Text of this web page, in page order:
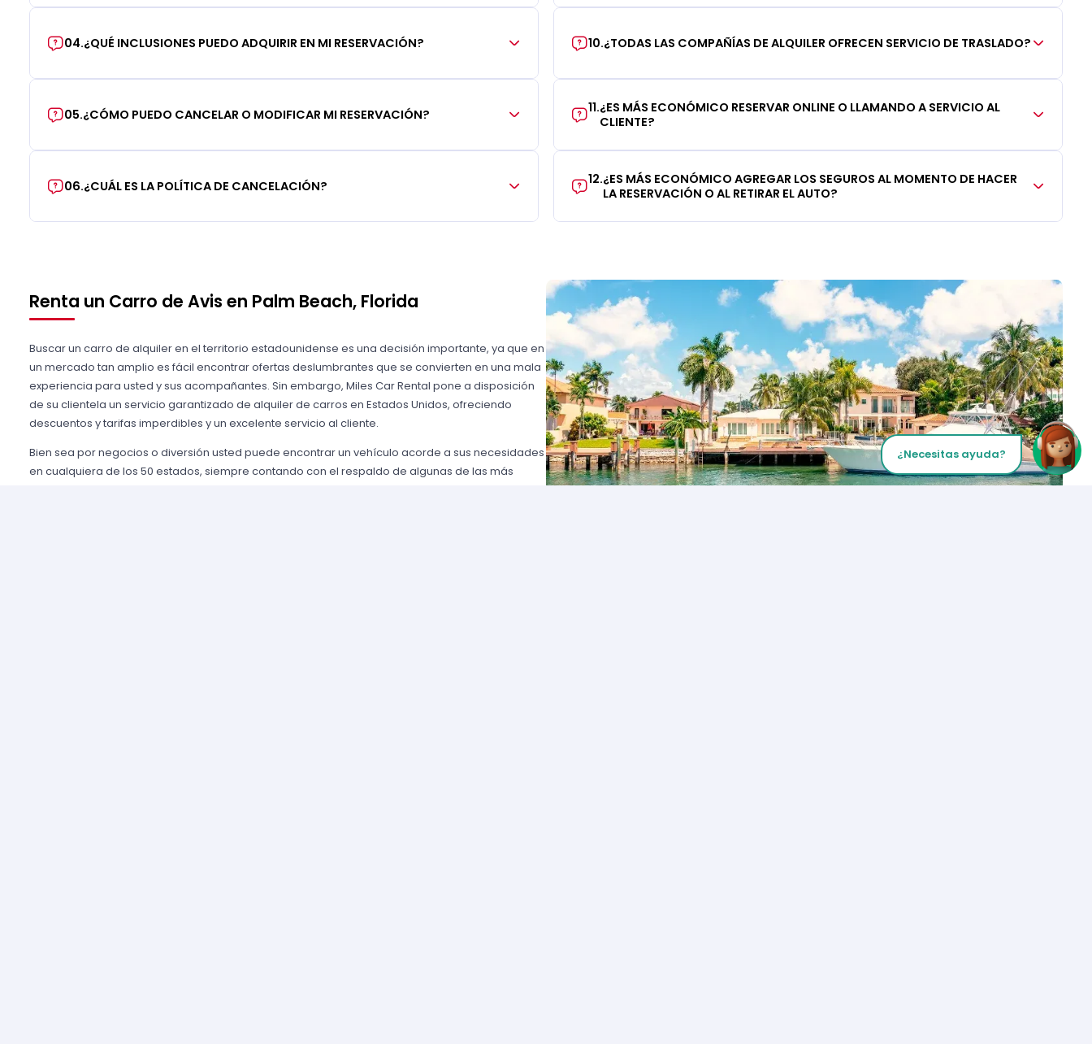
04.¿QUÉ INCLUSIONES PUEDO ADQUIRIR EN MI RESERVACIÓN?
05.¿CÓMO PUEDO CANCELAR O MODIFICAR MI RESERVACIÓN?
06.¿CUÁL ES LA POLÍTICA DE CANCELACIÓN?
10.¿TODAS LAS COMPAÑÍAS DE ALQUILER OFRECEN SERVICIO DE TRASLADO?
11.¿ES MÁS ECONÓMICO RESERVAR ONLINE O LLAMANDO A SERVICIO AL
CLIENTE?
12.¿ES MÁS ECONÓMICO AGREGAR LOS SEGUROS AL MOMENTO DE HACER
LA RESERVACIÓN O AL RETIRAR EL AUTO?
Renta un Carro de Avis en Palm Beach, Florida
Buscar un carro de alquiler en el territorio estadounidense es una decisión importante, ya que en
un mercado tan amplio es fácil encontrar ofertas deslumbrantes que se convierten en una mala
experiencia para usted y sus acompañantes. Sin embargo, Miles Car Rental pone a disposición
de su clientela un servicio garantizado de alquiler de carros en Estados Unidos, ofreciendo
descuentos y tarifas imperdibles y un excelente servicio al cliente.
Bien sea por negocios o diversión usted puede encontrar un vehículo acorde a sus necesidades
en cualquiera de los 50 estados, siempre contando con el respaldo de algunas de las más
¿Necesitas ayuda?